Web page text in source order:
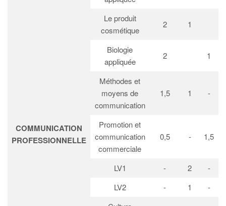
Le produit
cosmétique
2 1
Biologie
appliquée
2 1
COMMUNICATION
PROFESSIONNELLE
Méthodes et
moyens de
communication
1,5 1 -
Promotion et
communication
commerciale
0,5 - 1,5
LV1 - 2
-
LV2
- 1 -